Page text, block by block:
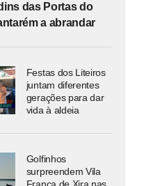
das Portas do
a abrandar
Festas dos Liteiros
juntam diferentes
gerações para dar
vida à aldeia
Golfinhos
surpreendem Vila